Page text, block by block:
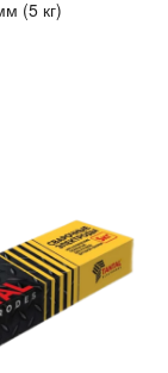
(5 кг)